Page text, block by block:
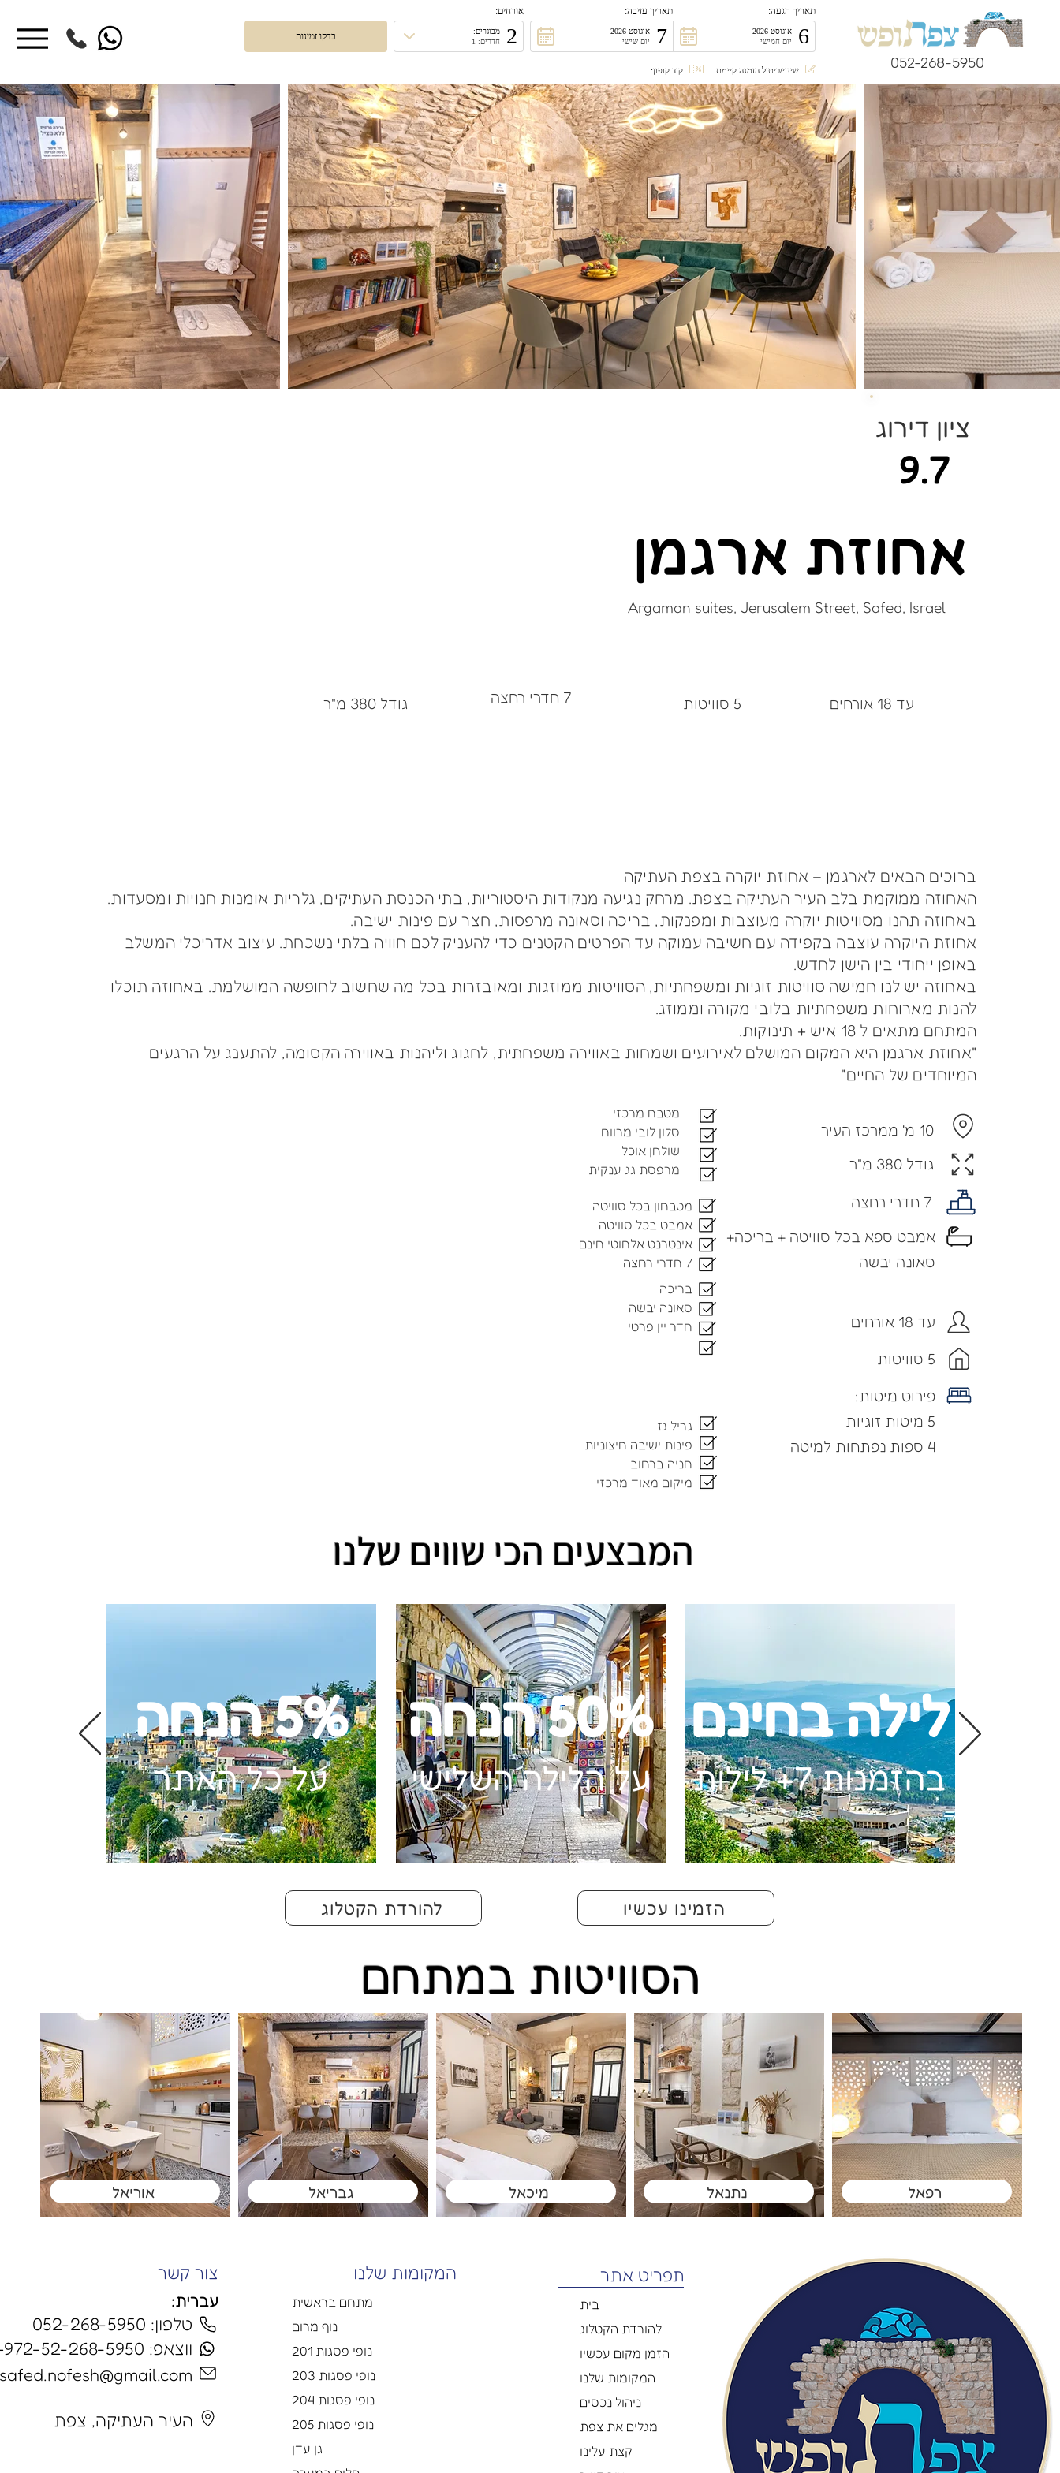
תאריך הגעה:
6
אוגוסט 2026
יום חמישי
תאריך עזיבה:
7
אוגוסט 2026
יום שישי
אורחים:
2
מבוגרים:
חדרים: 1
קוד קופון: שינוי/ביטול הזמנה קיימת 052-268-5950
ציון דירוג
9.7
אחוזת ארגמן
Argaman suites, Jerusalem Street, Safed, Israel
גודל 380 מ"ר 7 חדרי רחצה 5 סוויטות עד 18 אורחים
ברוכים הבאים לארגמן – אחוזת יוקרה בצפת העתיקה
האחוזה ממוקמת בלב העיר העתיקה בצפת. מרחק נגיעה מנקודות היסטוריות, בתי הכנסת העתיקים, גלריות אומנות חנויות ומסעדות.
באחוזה תהנו מסוויטות יוקרה מעוצבות ומפנקות, בריכה וסאונה מרפסות, חצר עם פינות ישיבה.
אחוזת היוקרה עוצבה בקפידה עם חשיבה עמוקה עד הפרטים הקטנים כדי להעניק לכם חוויה בלתי נשכחת. עיצוב אדריכלי המשלב
באופן ייחודי בין הישן לחדש.
באחוזה יש לנו חמישה סוויטות זוגיות ומשפחתיות, הסוויטות ממוזגות ומאובזרות בכל מה שחשוב לחופשה המושלמת. באחוזה תוכלו
להנות מארוחות משפחתיות בלובי מקורה וממוזג.
המתחם מתאים ל 18 איש + תינוקות.
"אחוזת ארגמן היא המקום המושלם לאירועים ושמחות באווירה משפחתית, לחגוג וליהנות באווירה הקסומה, להתענג על הרגעים
המיוחדים של החיים"
מטבח מרכזי
סלון לובי מרווח
שולחן אוכל
מרפסת גג ענקית
מטבחון בכל סוויטה
אמבט בכל סוויטה
אינטרנט אלחוטי חינם
7 חדרי רחצה
בריכה
סאונה יבשה
חדר יין פרטי
גריל גז
פינות ישיבה חיצוניות
חניה ברחוב
מיקום מאוד מרכזי
10 מ' ממרכז העיר
גודל 380 מ"ר
7 חדרי רחצה
אמבט ספא בכל סוויטה + בריכה+
סאונה יבשה
עד 18 אורחים
5 סוויטות
פירוט מיטות:
5 מיטות זוגיות
4 ספות נפתחות למיטה
המבצעים הכי שווים שלנו
5% הנחה
על כל האתר
50% הנחה
על הלילה השלישי
לילה בחינם
בהזמנות 7+ לילות
להורדת הקטלוג הזמינו עכשיו
הסוויטות במתחם
אוריאל גבריאל מיכאל נתנאל רפאל
צור קשר
עברית:
טלפון: 052-268-5950
ווצאפ: 972-52-268-5950+
safed.nofesh@gmail.com
העיר העתיקה, צפת
המקומות שלנו
מתחם בראשית
נוף מרום
נופי פסגות 201
נופי פסגות 203
נופי פסגות 204
נופי פסגות 205
גן עדן
תפריט אתר
בית
להורדת הקטלוג
הזמן מקום עכשיו
המקומות שלנו
ניהול נכסים
מגלים את צפת
קצת עלינו